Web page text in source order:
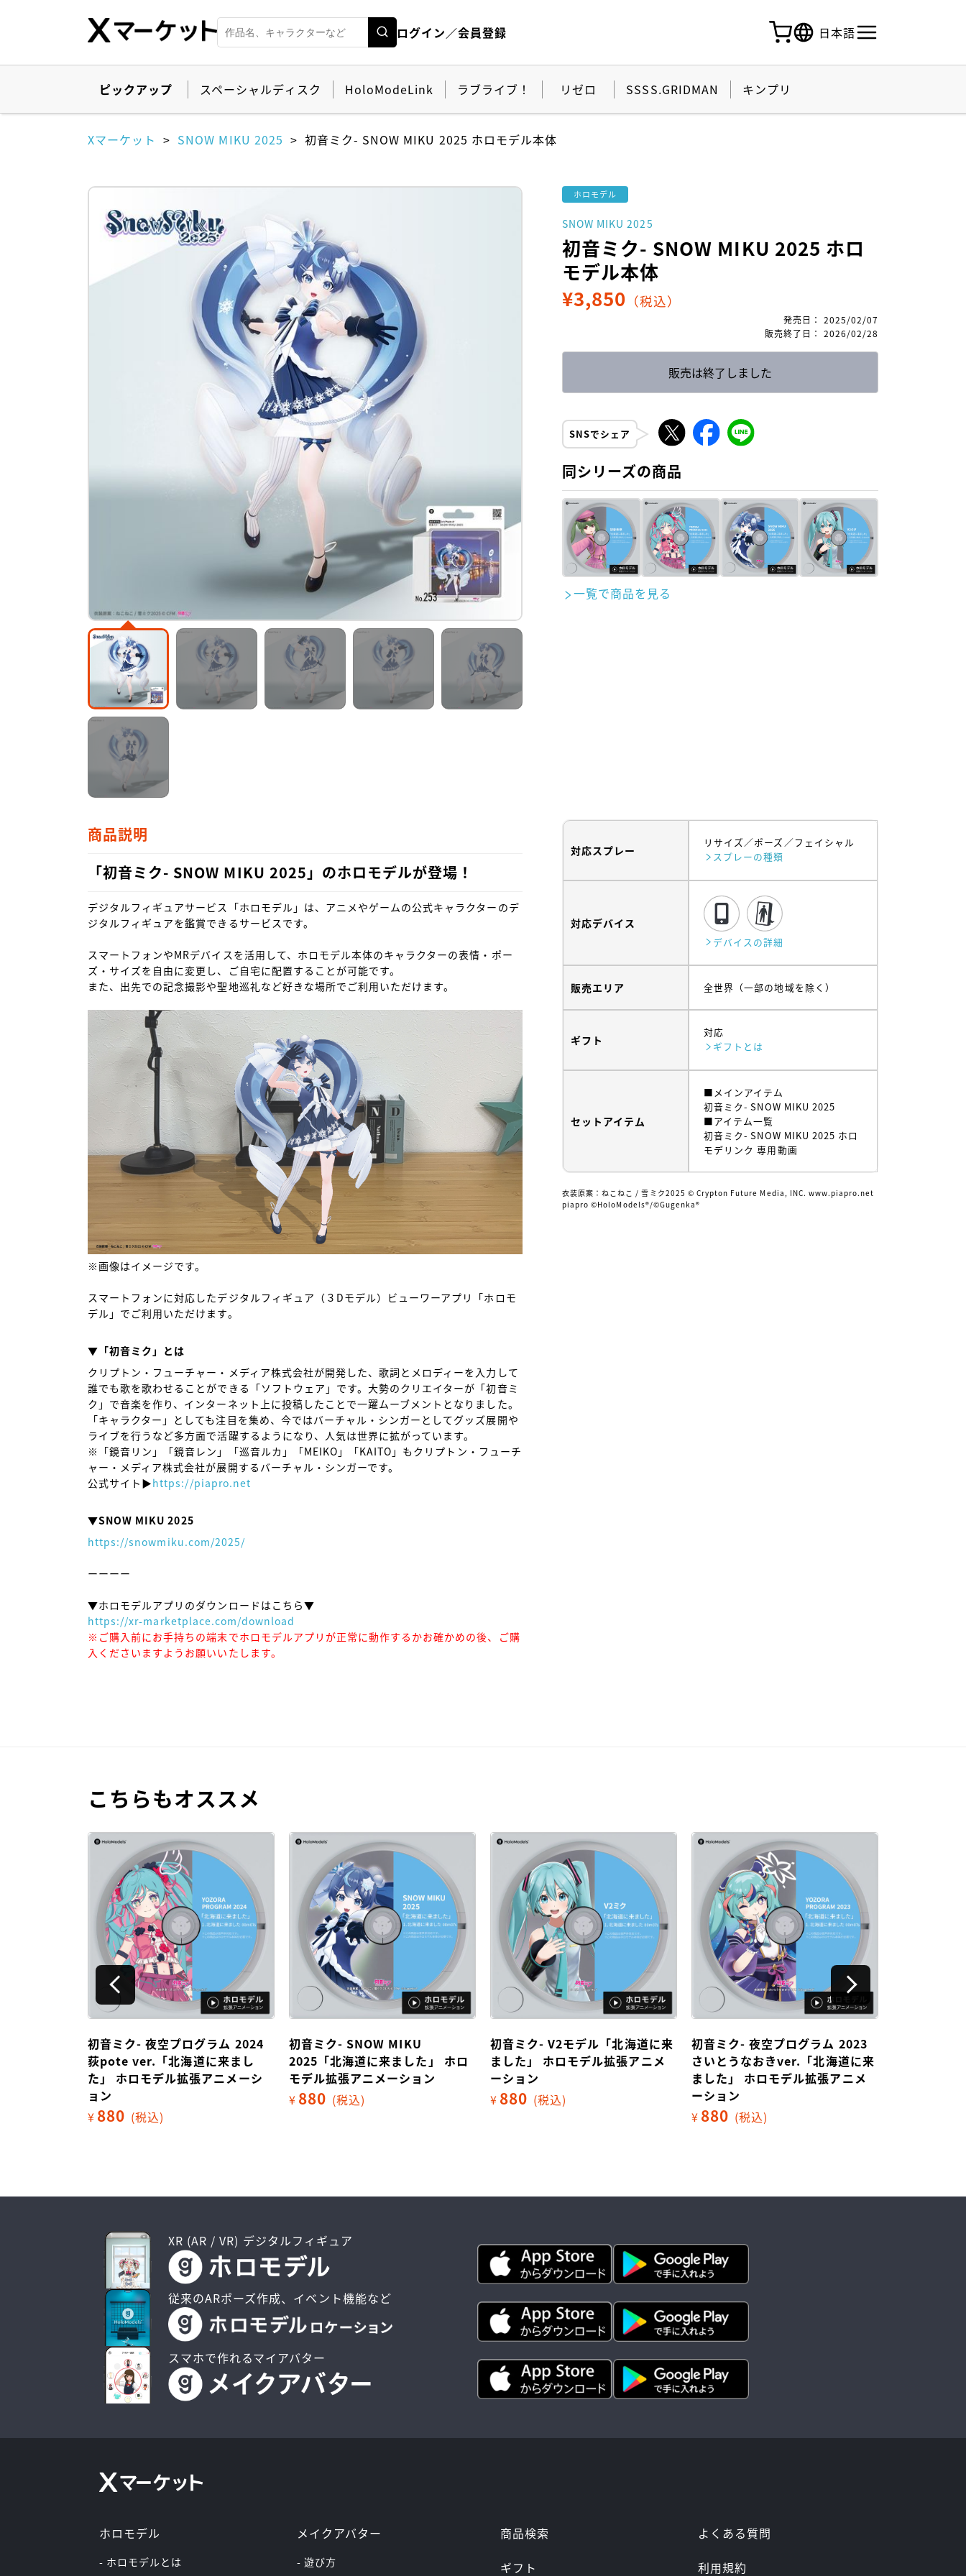
ログイン／会員登録 日本語
ピックアップ スペーシャルディスク HoloModeLink ラブライブ！ リゼロ SSSS.GRIDMAN キンプリ
Xマーケット SNOW MIKU 2025 初音ミク- SNOW MIKU 2025 ホロモデル本体
ホロモデル
SNOW MIKU 2025
初音ミク- SNOW MIKU 2025 ホロ
モデル本体
¥3,850 （税込）
発売日 ： 2025/02/07
販売終了日 ： 2026/02/28
販売は終了しました
SNSでシェア
同シリーズの商品
一覧で商品を見る
商品説明
「初音ミク- SNOW MIKU 2025」のホロモデルが登場！
デジタルフィギュアサービス「ホロモデル」は、アニメやゲームの公式キャラクターのデ
ジタルフィギュアを鑑賞できるサービスです。
スマートフォンやMRデバイスを活用して、ホロモデル本体のキャラクターの表情・ポー
ズ・サイズを自由に変更し、ご自宅に配置することが可能です。
また、出先での記念撮影や聖地巡礼など好きな場所でご利用いただけます。
※画像はイメージです。
スマートフォンに対応したデジタルフィギュア（３Dモデル）ビューワーアプリ「ホロモ
デル」でご利用いただけます。
▼「初音ミク」とは
クリプトン・フューチャー・メディア株式会社が開発した、歌詞とメロディーを入力して
誰でも歌を歌わせることができる「ソフトウェア」です。大勢のクリエイターが「初音ミ
ク」で音楽を作り、インターネット上に投稿したことで一躍ムーブメントとなりました。
「キャラクター」としても注目を集め、今ではバーチャル・シンガーとしてグッズ展開や
ライブを行うなど多方面で活躍するようになり、人気は世界に拡がっています。
※「鏡音リン」「鏡音レン」「巡音ルカ」「MEIKO」「KAITO」もクリプトン・フューチ
ャー・メディア株式会社が展開するバーチャル・シンガーです。
公式サイト▶https://piapro.net
▼SNOW MIKU 2025
https://snowmiku.com/2025/
ーーーー
https://xr-marketplace.com/download
※ご購入前にお手持ちの端末でホロモデルアプリが正常に動作するかお確かめの後、ご購
入くださいますようお願いいたします。
対応スプレー
リサイズ ポーズ
フェイシャル
スプレーの種類
対応デバイス
デバイスの詳細
販売エリア 全世界（一部の地域を除く）
ギフト
対応
ギフトとは
セットアイテム
■メインアイテム
初音ミク- SNOW MIKU 2025
■アイテム一覧
初音ミク- SNOW MIKU 2025 ホロ
モデリンク 専用動画
衣装原案：ねこねこ / 雪ミク2025 © Crypton Future Media, INC. www.piapro.net
piapro ©HoloModels®︎/©Gugenka®
こちらもオススメ
初音ミク- 夜空プログラム 2024
荻pote ver.「北海道に来まし
た」 ホロモデル拡張アニメーシ
ョン
¥ 880 (税込)
初音ミク- SNOW MIKU
2025「北海道に来ました」 ホロ
モデル拡張アニメーション
¥ 880 (税込)
初音ミク- V2モデル「北海道に来
ました」 ホロモデル拡張アニメ
ーション
¥ 880 (税込)
初音ミク- 夜空プログラム 2023
さいとうなおきver.「北海道に来
ました」 ホロモデル拡張アニメ
ーション
¥ 880 (税込)
XR (AR / VR) デジタルフィギュア
従来のARポーズ作成、イベント機能など
スマホで作れるマイアバター
ホロモデル
- ホロモデルとは
メイクアバター
- 遊び方
商品検索
ギフト
よくある質問
利用規約